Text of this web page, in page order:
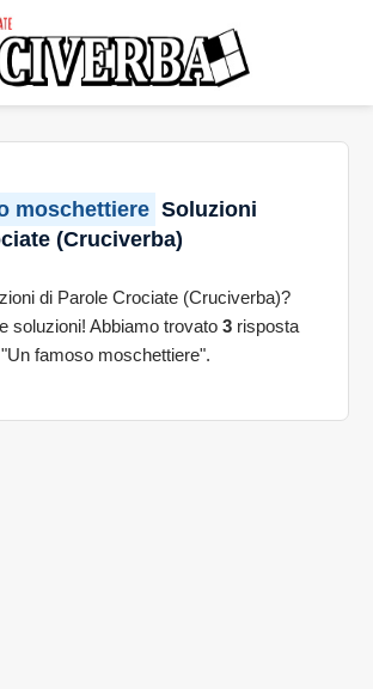
moschettiere Soluzioni
(Cruciverba)
di Parole Crociate (Cruciverba)?
soluzioni! Abbiamo trovato 3 risposta
famoso moschettiere".